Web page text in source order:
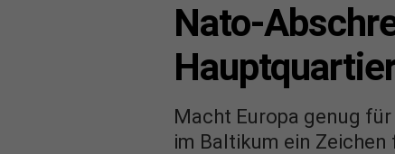
Nato-
Macht Europa genug
im Baltikum ein